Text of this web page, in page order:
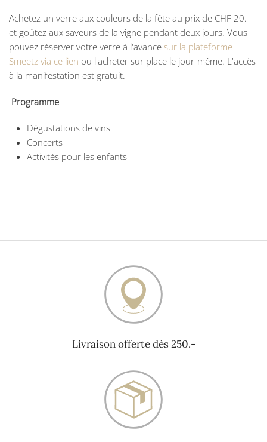
Achetez un verre aux couleurs de la fête au prix de CHF 20.-
et goûtez aux saveurs de la vigne pendant deux jours. Vous
pouvez réserver votre verre à l'avance sur la plateforme
Smeetz via ce lien ou l'acheter sur place le jour-même. L'accès
à la manifestation est gratuit.
Programme
Dégustations de vins
Concerts
Activités pour les enfants
Livraison offerte dès 250.-